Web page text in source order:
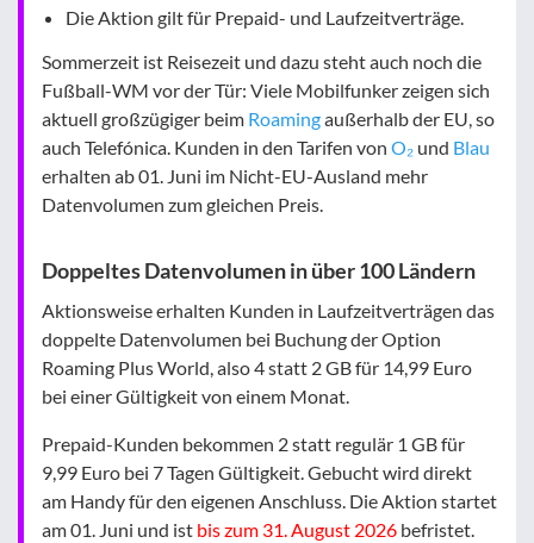
Die Aktion gilt für Prepaid- und Laufzeitverträge.
Sommerzeit ist Reisezeit und dazu steht auch noch die
Fußball-WM vor der Tür: Viele Mobilfunker zeigen sich
aktuell großzügiger beim Roamingaußerhalb der EU, so
auch Telefónica. Kunden in den Tarifen von O₂ und Blau
erhalten ab 01. Juni im Nicht-EU-Ausland mehr
Datenvolumen zum gleichen Preis.
Doppeltes Datenvolumen in über 100 Ländern
Aktionsweise erhalten Kunden in Laufzeitverträgen das
doppelte Datenvolumen bei Buchung der Option
Roaming Plus World, also 4 statt 2 GB für 14,99 Euro
bei einer Gültigkeit von einem Monat.
Prepaid-Kunden bekommen 2 statt regulär 1 GB für
9,99 Euro bei 7 Tagen Gültigkeit. Gebucht wird direkt
am Handy für den eigenen Anschluss. Die Aktion startet
am 01. Juni und ist bis zum 31. August 2026 befristet.